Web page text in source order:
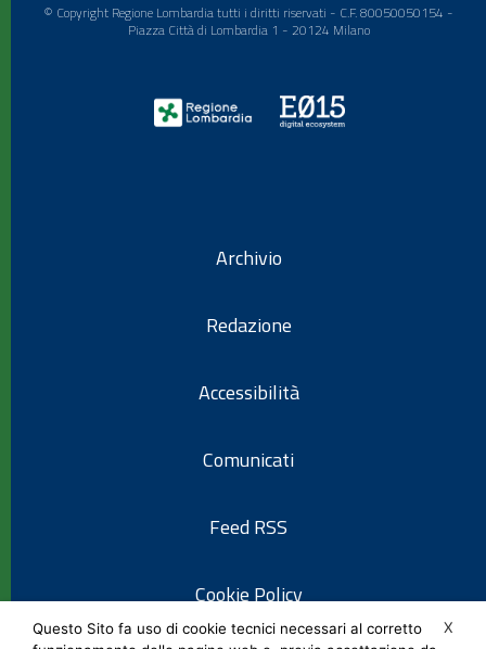
© Copyright Regione Lombardia tutti i diritti riservati - C.F. 80050050154 -
Piazza Città di Lombardia 1 - 20124 Milano
Archivio
Redazione
Accessibilità
Comunicati
Feed RSS
Cookie Policy
X
Questo Sito fa uso di cookie tecnici necessari al corretto